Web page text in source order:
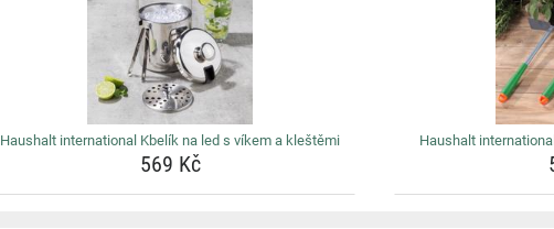
Haushalt international Kbelík na led s víkem a kleštěmi
569 Kč
Haushalt